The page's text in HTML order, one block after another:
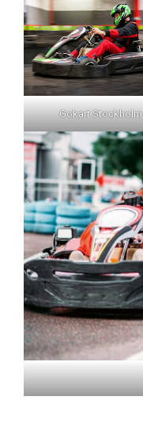
Gokart Stockholm